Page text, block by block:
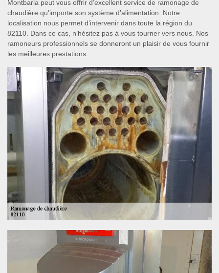
Montbarla peut vous offrir d’excellent service de ramonage de
chaudière qu’importe son système d’alimentation. Notre
localisation nous permet d’intervenir dans toute la région du
82110. Dans ce cas, n’hésitez pas à vous tourner vers nous. Nos
ramoneurs professionnels se donneront un plaisir de vous fournir
les meilleures prestations.